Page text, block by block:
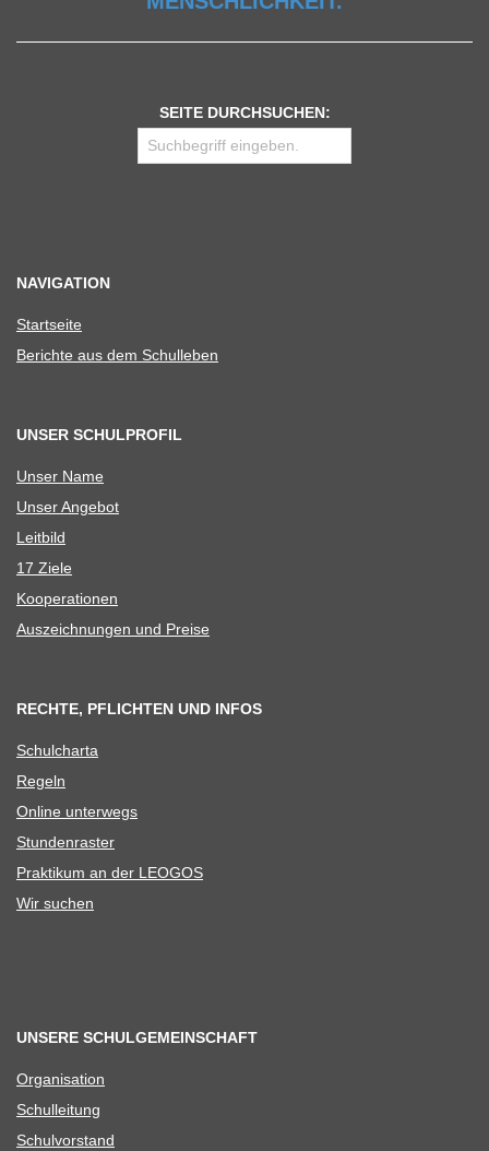
SEITE DURCHSUCHEN:
NAVIGATION
Start­seite
Berichte aus dem Schulleben
UNSER SCHULPROFIL
Unser Name
Unser Ange­bot
Leit­bild
17 Ziele
Koope­ra­tio­nen
Aus­zeich­nun­gen und Preise
RECHTE, PFLICHTEN UND INFOS
Schul­charta
Regeln
Online unter­wegs
Stun­den­ras­ter
Prak­ti­kum an der LEOGOS
Wir suchen
UNSERE SCHULGEMEINSCHAFT
Orga­ni­sa­tion
Schul­lei­tung
Schul­vor­stand